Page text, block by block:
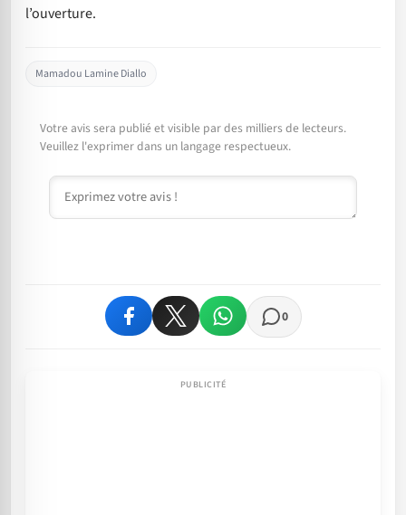
l’ouverture.
Mamadou Lamine Diallo
Votre avis sera publié et visible par des milliers de lecteurs.
Veuillez l'exprimer dans un langage respectueux.
Commentaire
0